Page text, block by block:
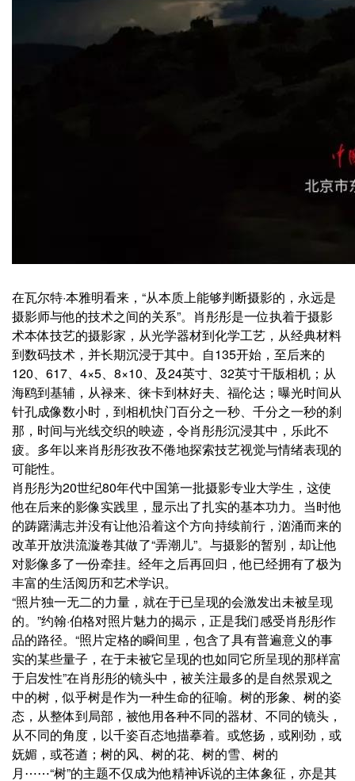
在瓦尔特·本雅明看来，“从本质上能够判断摄影的，永远是
摄影师与他的技术之间的关系”。肖彤彤是一位执着于摄影
术本体技艺的摄影家，从光学器材到化学工艺，从经典材料
到数码技术，并长期沉浸于其中。自135开始，至后来的
120、617、4×5、8×10、及24英寸、32英寸干版相机；从
海鸥到基辅，从禄来、徕卡到林好夫、福伦达；曝光时间从
针孔成像数小时，到相机快门百分之一秒、千分之一秒的刹
那，时间与光线交织的映迹，令肖彤彤沉浸其中，乐此不
疲。多年以来肖彤彤孜孜不倦地探索技艺视觉与情绪表现的
可能性。
肖彤彤为20世纪80年代中国第一批摄影专业大学生，这使
他在后来的影像实践里，显示出了扎实的基本功力。当时他
的踌躇满志并没有让他沿着这个方向持续前行，汹涌而来的
改革开放洪流漩卷其做了“弄潮儿”。与摄影的暂别，却让他
对影像多了一份牵挂。经年之后再回归，他已经拥有了极为
丰富的生活阅历和艺术学识。
“照片独一无二的力量，就在于已呈现的会激发出未被呈现
的。”约翰·伯格对照片魅力的揭示，正是我们感受肖彤彤作
品的路径。“照片定格的瞬间里，包含了具有普遍意义的事
实的某些量子，在于未被它呈现的也如同它所呈现的那样富
于启发性”在肖彤彤的镜头中，被关注最多的是自然景观之
中的树，似乎树是作为一种生命的征喻。树的形象、树的姿
态，从整体到局部，被他用各种不同的器材、不同的镜头，
从不同的角度，以千姿百态地描摹着。或悠扬，或刚劲，或
妩媚，或苍遒；树的风、树的花、树的雪、树的
月⋯⋯“树”的主题不仅成为他精神诉说的主体象征，亦是其